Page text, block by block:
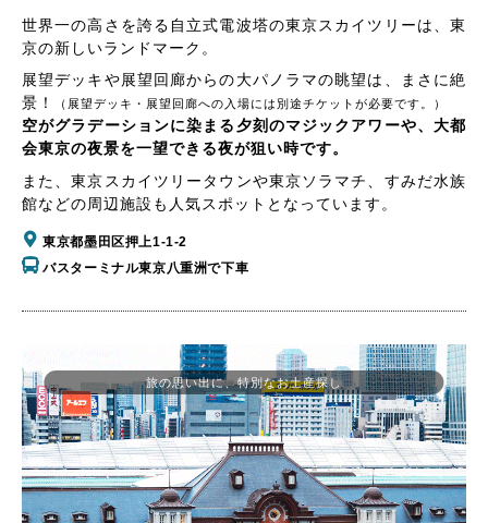
世界一の高さを誇る自立式電波塔の東京スカイツリーは、東
京の新しいランドマーク。
展望デッキや展望回廊からの大パノラマの眺望は、まさに絶
景！
（展望デッキ・展望回廊への入場には別途チケットが必要です。）
空がグラデーションに染まる夕刻のマジックアワーや、大都
会東京の夜景を一望できる夜が狙い時です。
また、東京スカイツリータウンや東京ソラマチ、すみだ水族
館などの周辺施設も人気スポットとなっています。
東京都墨田区押上1-1-2
バスターミナル東京八重洲で下車
旅の思い出に、特別なお土産探し